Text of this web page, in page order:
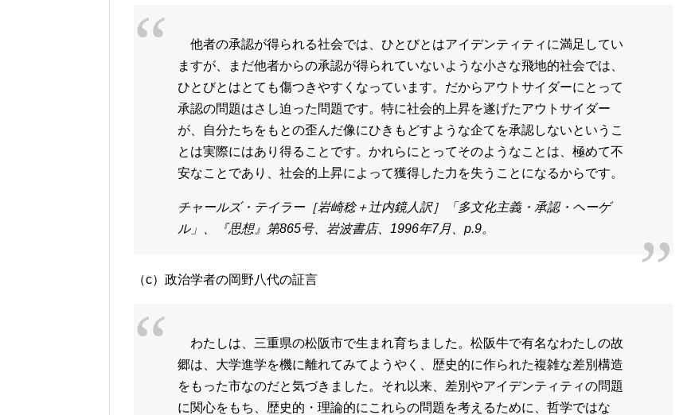
他者の承認が得られる社会では、ひとびとはアイデンティティに満足してい
ますが、まだ他者からの承認が得られていないような小さな飛地的社会では、
ひとびとはとても傷つきやすくなっています。だからアウトサイダーにとって
承認の問題はさし迫った問題です。特に社会的上昇を遂げたアウトサイダー
が、自分たちをもとの歪んだ像にひきもどすような企てを承認しないというこ
とは実際にはあり得ることです。かれらにとってそのようなことは、極めて不
安なことであり、社会的上昇によって獲得した力を失うことになるからです。
チャールズ・テイラー［岩崎稔＋辻内鏡人訳］「多文化主義・承認・ヘーゲ
ル」、『思想』第865号、岩波書店、1996年7月、p.9。
（c）政治学者の岡野八代の証言
わたしは、三重県の松阪市で生まれ育ちました。松阪牛で有名なわたしの故
郷は、大学進学を機に離れてみてようやく、歴史的に作られた複雑な差別構造
をもった市なのだと気づきました。それ以来、差別やアイデンティティの問題
に関心をもち、歴史的・理論的にこれらの問題を考えるために、哲学ではな